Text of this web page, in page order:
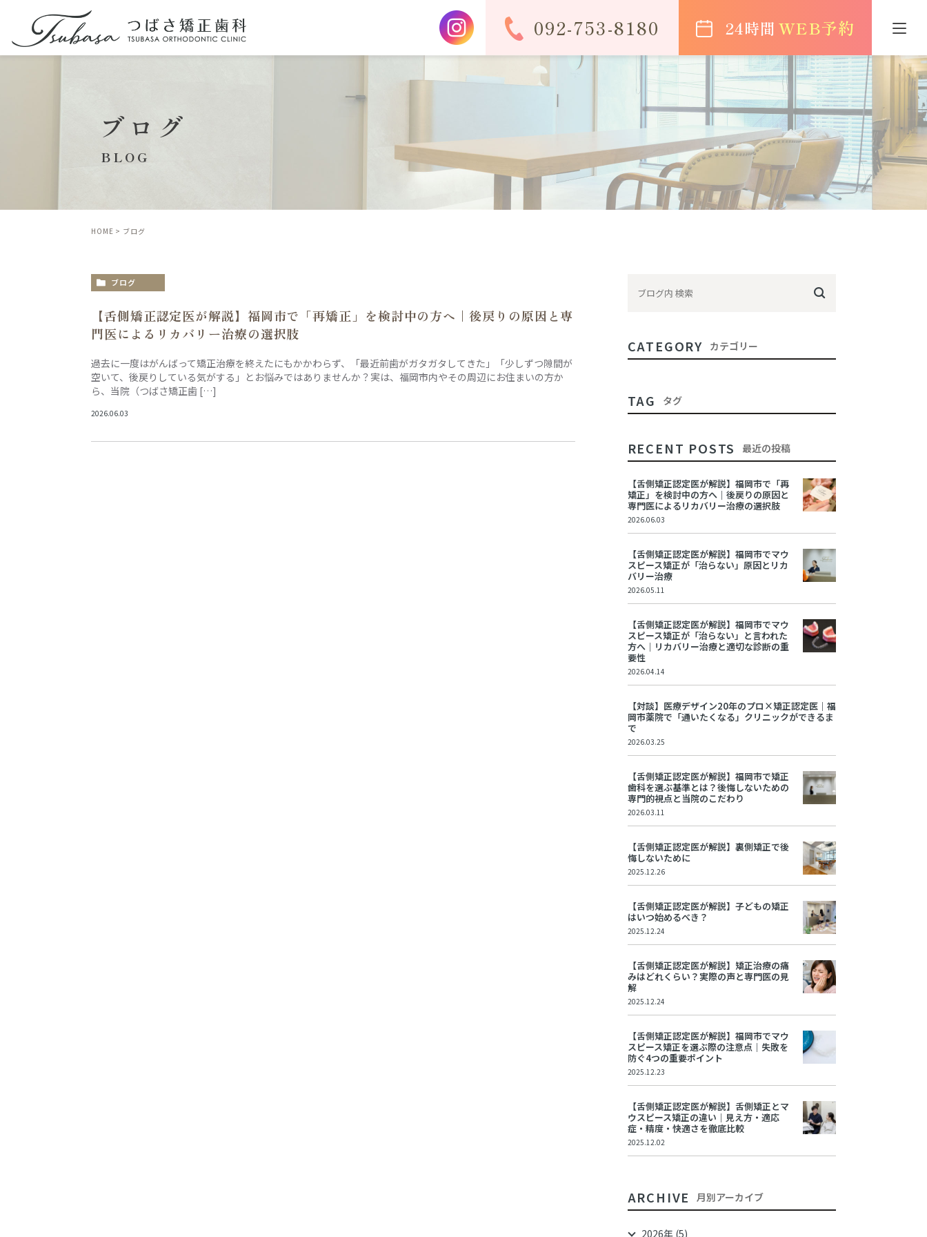
092-753-8180 24時間 WEB予約
ブログ
BLOG
HOME ブログ
ブログ
【舌側矯正認定医が解説】福岡市で「再矯正」を検討中の方へ｜後戻りの原因と専
門医によるリカバリー治療の選択肢
過去に一度はがんばって矯正治療を終えたにもかかわらず、「最近前歯がガタガタしてきた」「少しずつ隙間が
空いて、後戻りしている気がする」とお悩みではありませんか？実は、福岡市内やその周辺にお住まいの方か
ら、当院（つばさ矯正歯 […]
2026.06.03
CATEGORY カテゴリー
TAG タグ
RECENT POSTS 最近の投稿
【舌側矯正認定医が解説】福岡市で「再
矯正」を検討中の方へ｜後戻りの原因と
専門医によるリカバリー治療の選択肢
2026.06.03
【舌側矯正認定医が解説】福岡市でマウ
スピース矯正が「治らない」原因とリカ
バリー治療
2026.05.11
【舌側矯正認定医が解説】福岡市でマウ
スピース矯正が「治らない」と言われた
方へ｜リカバリー治療と適切な診断の重
要性
2026.04.14
【対談】医療デザイン20年のプロ×矯正認定医｜福
岡市薬院で「通いたくなる」クリニックができるま
で
2026.03.25
【舌側矯正認定医が解説】福岡市で矯正
歯科を選ぶ基準とは？後悔しないための
専門的視点と当院のこだわり
2026.03.11
【舌側矯正認定医が解説】裏側矯正で後
悔しないために
2025.12.26
【舌側矯正認定医が解説】子どもの矯正
はいつ始めるべき？
2025.12.24
【舌側矯正認定医が解説】矯正治療の痛
みはどれくらい？実際の声と専門医の見
解
2025.12.24
【舌側矯正認定医が解説】福岡市でマウ
スピース矯正を選ぶ際の注意点｜失敗を
防ぐ4つの重要ポイント
2025.12.23
【舌側矯正認定医が解説】舌側矯正とマ
ウスピース矯正の違い｜見え方・適応
症・精度・快適さを徹底比較
2025.12.02
ARCHIVE 月別アーカイブ
2026年 (5)